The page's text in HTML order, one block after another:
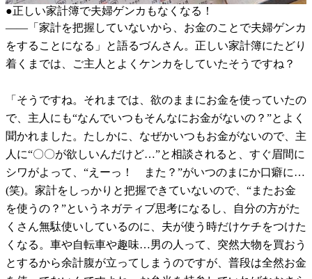
●正しい家計簿で夫婦ゲンカもなくなる！
――「家計を把握していないから、お金のことで夫婦ゲンカ
をすることになる」と語るづんさん。正しい家計簿にたどり
着くまでは、ご主人とよくケンカをしていたそうですね？
「そうですね。それまでは、欲のままにお金を使っていたの
で、主人にも“なんでいつもそんなにお金がないの？”とよく
聞かれました。たしかに、なぜかいつもお金がないので、主
人に“〇〇が欲しいんだけど…”と相談されると、すぐ眉間に
シワがよって、“えーっ！ また？”がいつのまにか口癖に…
(笑)。家計をしっかりと把握できていないので、“またお金
を使うの？”というネガティブ思考になるし、自分の方がた
くさん無駄使いしているのに、夫が使う時だけケチをつけた
くなる。車や自転車や趣味…男の人って、突然大物を買おう
とするから余計腹が立ってしまうのですが、普段は全然お金